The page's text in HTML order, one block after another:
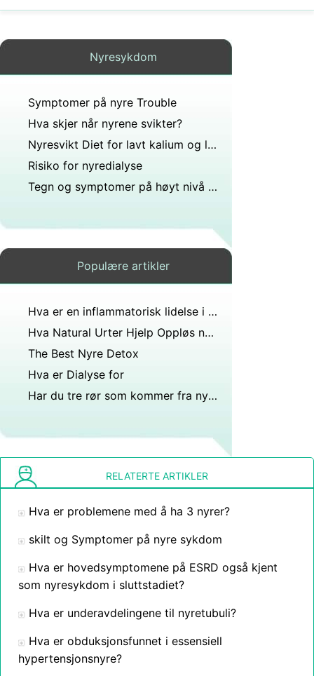
Nyresykdom
Symptomer på nyre Trouble
Hva skjer når nyrene svikter?
Nyresvikt Diet for lavt kalium og lav natrium
Risiko for nyredialyse
Tegn og symptomer på høyt nivå av magnesium i Blood
Populære artikler
Hva er en inflammatorisk lidelse i glomeruli som påvirker filtrasjonsmekanismen nyrene?
Hva Natural Urter Hjelp Oppløs nyrestein
The Best Nyre Detox
Hva er Dialyse for
Har du tre rør som kommer fra nyrene for blæren?
RELATERTE ARTIKLER
Hva er problemene med å ha 3 nyrer?
skilt og Symptomer på nyre sykdom
Hva er hovedsymptomene på ESRD også kjent
som nyresykdom i sluttstadiet?
Hva er underavdelingene til nyretubuli?
Hva er obduksjonsfunnet i essensiell
hypertensjonsnyre?